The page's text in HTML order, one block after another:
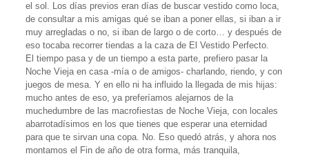
el sol. Los días previos eran días de buscar vestido como loca,
de consultar a mis amigas qué se iban a poner ellas, si iban a ir
muy arregladas o no, si iban de largo o de corto… y después de
eso tocaba recorrer tiendas a la caza de El Vestido Perfecto.
El tiempo pasa y de un tiempo a esta parte, prefiero pasar la
Noche Vieja en casa -mía o de amigos- charlando, riendo, y con
juegos de mesa. Y en ello ni ha influido la llegada de mis hijas:
mucho antes de eso, ya preferíamos alejarnos de la
muchedumbre de las macrofiestas de Noche Vieja, con locales
abarrotadísimos en los que tienes que esperar una eternidad
para que te sirvan una copa. No. Eso quedó atrás, y ahora nos
montamos el Fin de año de otra forma, más tranquila,